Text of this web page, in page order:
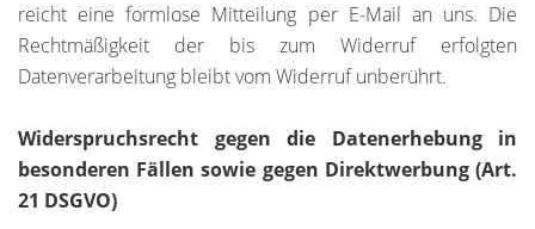
reicht eine formlose Mitteilung per E-Mail an uns. Die
Rechtmäßigkeit der bis zum Widerruf erfolgten
Datenverarbeitung bleibt vom Widerruf unberührt.
Widerspruchsrecht gegen die Datenerhebung in
besonderen Fällen sowie gegen Direktwerbung (Art.
21 DSGVO)